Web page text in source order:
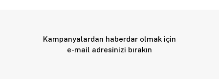
Kampanyalardan haberdar olmak için
e-mail adresinizi bırakın